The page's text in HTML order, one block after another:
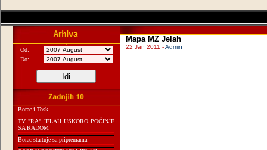
Od:
Do:
Borac i Tosk
TV "RA" JELAH USKORO POČINJE
SA RADOM
Borac startuje sa pripremama
Mapa MZ Jelah
22 Jan 2011 -Admin